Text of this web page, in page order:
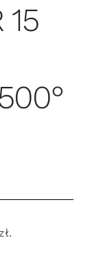
15
zł.